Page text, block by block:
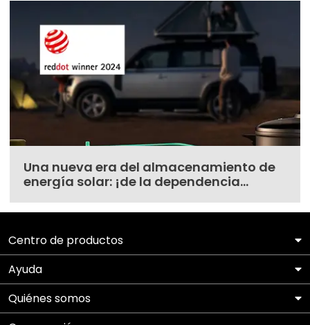
Una nueva era del almacenamiento de
energía solar: ¡de la dependencia
Centro de productos
Ayuda
Quiénes somos